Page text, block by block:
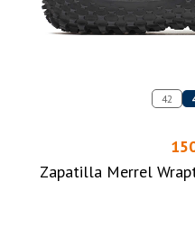
42
Zapatilla Merrel